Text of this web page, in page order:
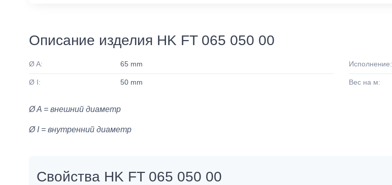
Описание изделия HK FT 065 050 00
Ø A: 65 mm
Ø I: 50 mm
Исполнение:
Вес на м:
Ø A = внешний диаметр
Ø I = внутренний диаметр
Свойства HK FT 065 050 00